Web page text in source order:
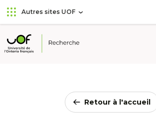
Aller
au
principal
Passer
au
Autres sites UOF
Université
Retour à l'accueil